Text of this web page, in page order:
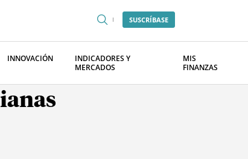
SUSCRÍBASE
INNOVACIÓN
INDICADORES Y
MERCADOS
MIS
FINANZAS